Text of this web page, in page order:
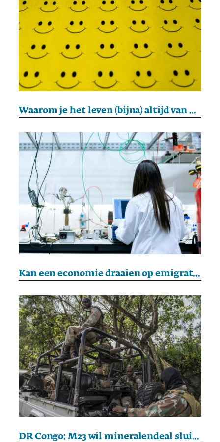
Waarom je het leven (bijna) altijd van de zonnige kant moet bezien
Kan een economie draaien op emigratie?
DR Congo: M23 wil mineralendeal sluiten met Donald Trump